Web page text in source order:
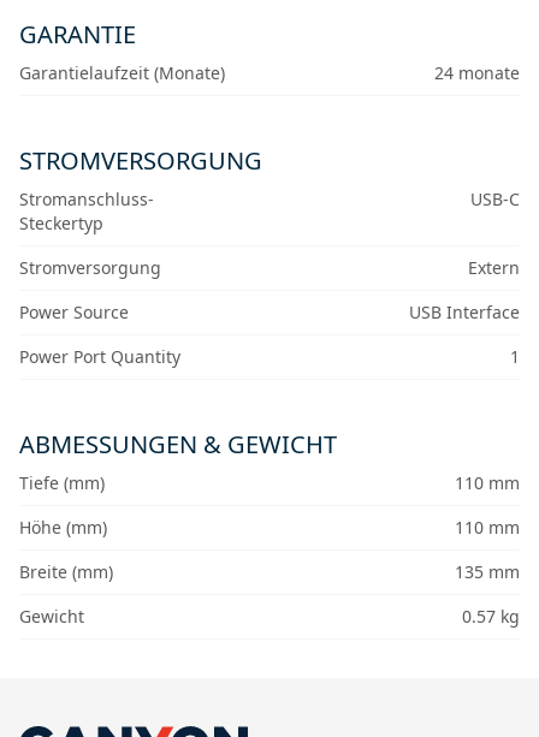
GARANTIE
Garantielaufzeit (Monate) 24 monate
STROMVERSORGUNG
Stromanschluss-
Steckertyp
USB-C
Stromversorgung
Extern
Power Source
USB Interface
Power Port Quantity
1
ABMESSUNGEN & GEWICHT
Tiefe (mm)
110 mm
Höhe (mm)
110 mm
Breite (mm)
135 mm
Gewicht
0.57 kg